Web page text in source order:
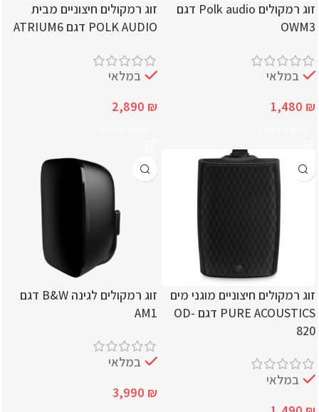
זוג רמקולים Polk audio דגם
OWM3
במלאי
1,480 ₪
זוג רמקולים חיצוניים מבית
POLK AUDIO דגם ATRIUM6
במלאי
2,890 ₪
זוג רמקולים חיצוניים מוגני מים
PURE ACOUSTICS דגם OD-
820
במלאי
זוג רמקולים לגינה B&W דגם
AM1
במלאי
3,990 ₪